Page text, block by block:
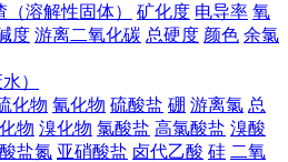
（溶解性固体） 矿化度 电导率 氧
度 游离二氧化碳 总硬度 颜色 余氯
）
化物 氰化物 硫酸盐 硼 游离氯 总
物 溴化物 氯酸盐 高氯酸盐 溴酸
盐氮 亚硝酸盐 卤代乙酸 硅 二氧